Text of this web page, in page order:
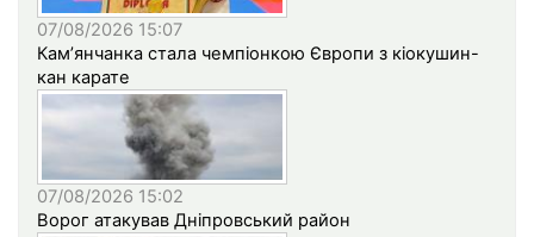
07/08/2026 15:07
Кам’янчанка стала чемпіонкою Європи з кіокушин-
кан карате
07/08/2026 15:02
Ворог атакував Дніпровський район